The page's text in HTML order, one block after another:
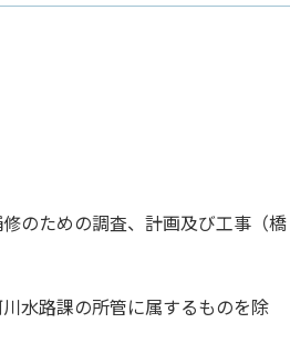
のための調査、計画及び工事（橋
水路課の所管に属するものを除